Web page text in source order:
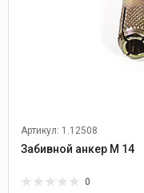
Артикул: 1.12508
Забивной анкер М 14
0